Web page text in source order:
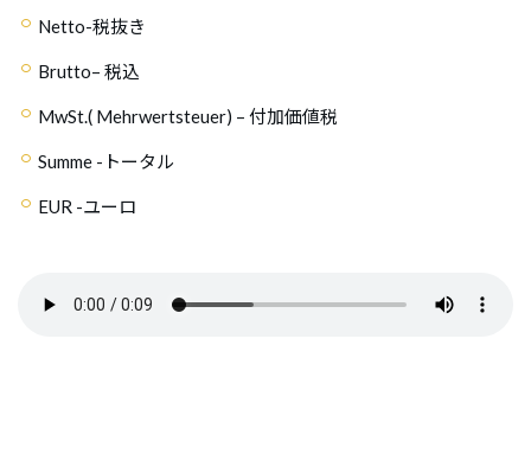
Netto-税抜き
Brutto– 税込
MwSt.( Mehrwertsteuer) – 付加価値税
Summe -トータル
EUR -ユーロ